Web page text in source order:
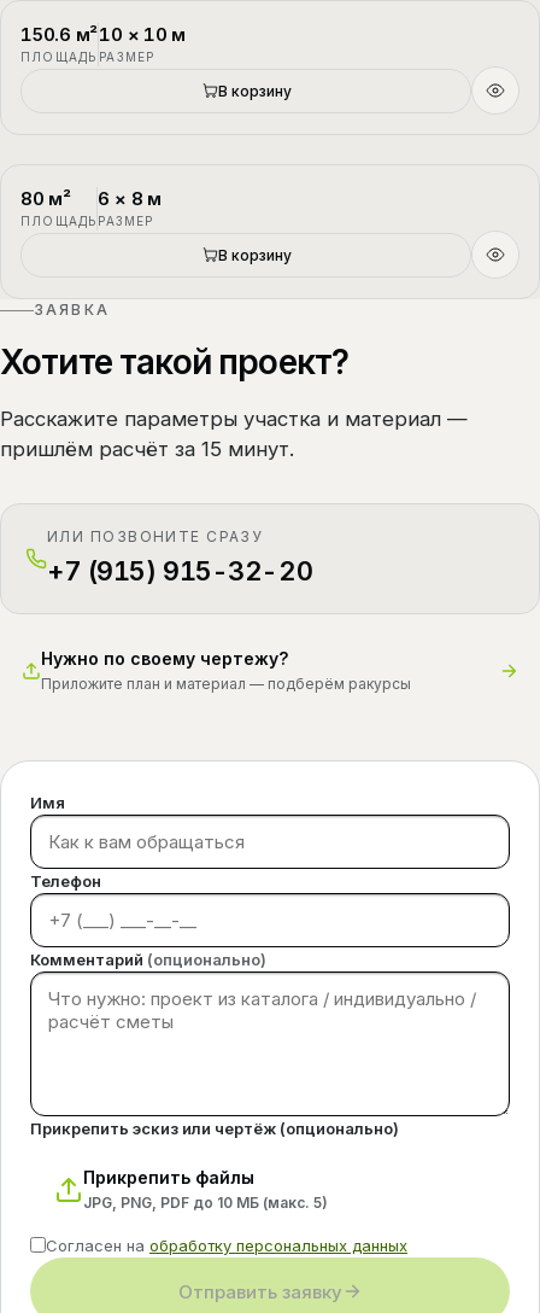
П-3
150.6 м²
ПЛОЩАДЬ
10 × 10 м
РАЗМЕР
В корзину
П-4
80 м²
ПЛОЩАДЬ
6 × 8 м
РАЗМЕР
В корзину
ЗАЯВКА
Хотите такой проект?
Расскажите параметры участка и материал —
пришлём расчёт за 15 минут.
ИЛИ ПОЗВОНИТЕ СРАЗУ
+7 (915) 915-32-20
Нужно по своему чертежу?
Приложите план и материал — подберём ракурсы
Имя
Телефон
Комментарий (опционально)
Прикрепить эскиз или чертёж (опционально)
Прикрепить файлы
JPG, PNG, PDF до 10 МБ (макс. 5)
Согласен на обработку персональных данных
Отправить заявку